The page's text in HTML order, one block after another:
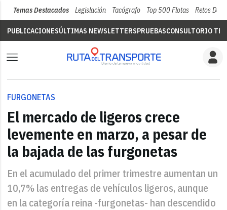
Temas Destacados Legislación Tacógrafo Top 500 Flotas Retos Del
PUBLICACIONESÚLTIMAS NEWSLETTERSPRUEBASCONSULTORIO
FURGONETAS
El mercado de ligeros crece
levemente en marzo, a pesar de
la bajada de las furgonetas
En el acumulado del primer trimestre aumentan un
10,7% las entregas de vehículos ligeros, aunque
en la categoría reina -furgonetas- han descendido